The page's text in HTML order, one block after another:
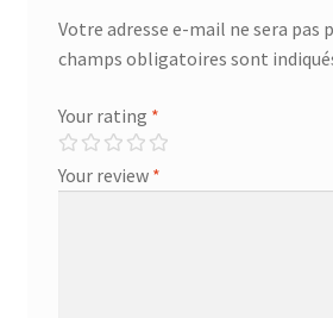
Votre adresse e-mail ne sera pas
champs obligatoires sont
Your rating *
Your review *